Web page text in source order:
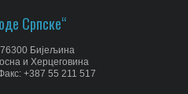
Српске“
Бијељина
и Херцеговина
+387 55 211 517